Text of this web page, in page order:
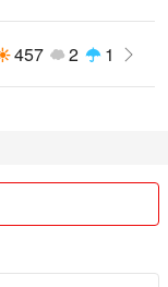
457 2 1